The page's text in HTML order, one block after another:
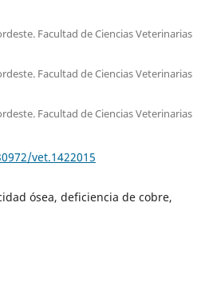
Facultad de Ciencias Veterinarias
Facultad de Ciencias Veterinarias
Facultad de Ciencias Veterinarias
vet.1422015
ósea, deficiencia de cobre,